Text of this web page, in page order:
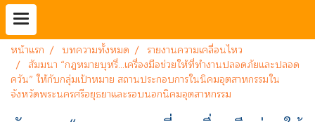
หน้าแรก บทความทั้งหมด
รายงานความเคลื่อนไหว
สัมมนา “กฎหมายบุหรี่...เครื่องมือช่วยให้ที่ทำงานปลอดภัยและปลอด
ควัน” ให้กับกลุ่มเป้าหมาย สถานประกอบการในนิคมอุตสาหกรรมใน
จังหวัดพระนครศรีอยุธยาและรอบนอกนิคมอุตสาหกรรม